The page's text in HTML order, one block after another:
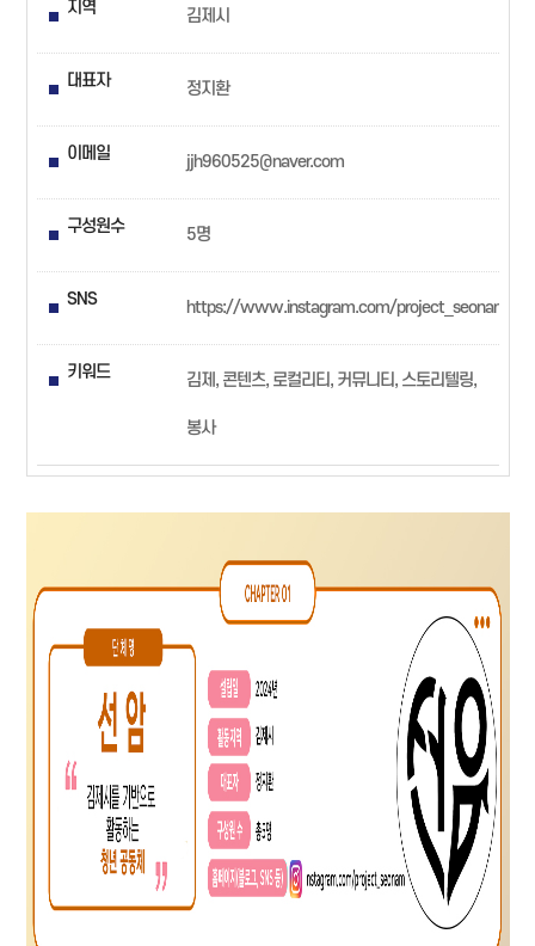
지역 김제시
대표자 정지환
이메일 jjh960525@naver.com
구성원수 5명
SNS https://www.instagram.com/project_seonam
키워드 김제, 콘텐츠, 로컬리티, 커뮤니티, 스토리텔링,
봉사